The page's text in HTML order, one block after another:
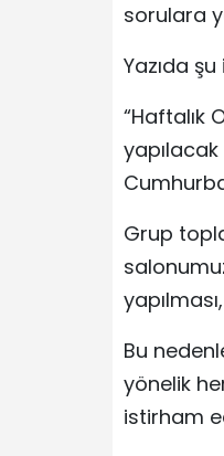
sorulara
Yazıda
“Haftalık
Grup
Bu
yönelik
istirham